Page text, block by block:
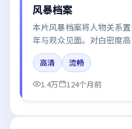
风暴档案
本片风暴档案将人物关系
年与观众见面。对白密度
烊千玺、廖凡的台词节奏
陆都市与冷色调摄影。
高清
流畅
1.4万
124个月前